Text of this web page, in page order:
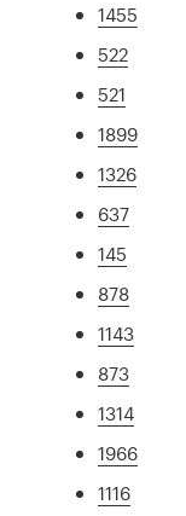
1455
522
521
1899
1326
637
145
878
1143
873
1314
1966
1116